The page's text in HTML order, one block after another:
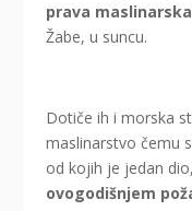
prava
Žabe, u suncu.
Dotiče ih i morska
maslinarstvo čemu
od kojih je jedan
ovogodišnjem